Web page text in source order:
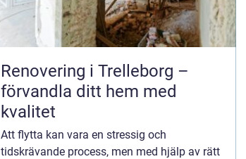
Renovering i Trelleborg –
förvandla ditt hem med
kvalitet
Att flytta kan vara en stressig och
tidskrävande process, men med hjälp av rätt